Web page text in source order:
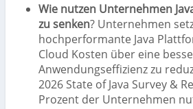
Wie nutzen Unternehmen
zu senken? Unternehmen
hochperformante Java
Cloud Kosten über eine
Anwendungseffizienz zu
2026 State of Java Survey &
Prozent der Unternehmen